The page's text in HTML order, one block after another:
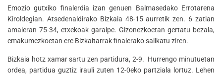
Emozio gutxiko finalerdia izan genuen Balmasedako Errotarena
Kiroldegian. Atsedenaldirako Bizkaia 48-15 aurretik zen. 6 zatian
amaieran 75-34, etxekoak garaipe. Gizonezkoetan gertatu bezala,
emakumezkoetan ere Bizkaitarrak finalerako sailkatu ziren.
Bizkaia hotz xamar sartu zen partidura, 2-9. Hurrengo minutuetan
ordea, partidua guztiz irauli zuten 12-0eko partziala lortuz. Lehen